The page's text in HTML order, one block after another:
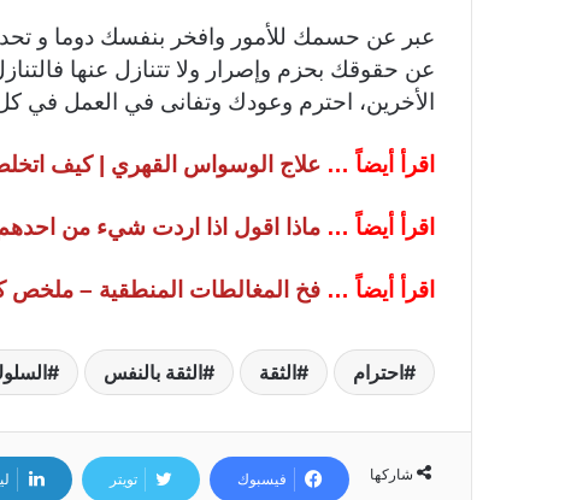
عبر عن حسمك للأمور وافخر بنفسك دوما و
عن حقوقك بحزم وإصرار ولا تتنازل عنها
الأخرين، احترم وعودك وتفانى في العمل في
اقرأ أيضاً … علاج الوسواس القهري | كيف
اقرأ أيضاً … ماذا اقول اذا اردت شيء من
اقرأ أيضاً … فخ المغالطات المنطقية – ملخص
احترام الثقة الثقة بالنفس
شاركها فيسبوك تويتر